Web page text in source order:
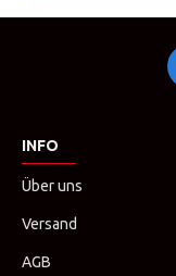
INFO
Über uns
Versand
AGB